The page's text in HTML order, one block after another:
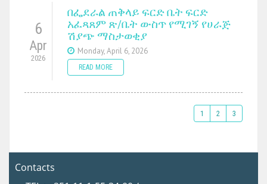
6
Apr
2026
በፌደራል ጠቅላይ ፍርድ ቤት ፍርድ
አፈጻጸም ጽ/ቤት ውስጥ የሚገኝ የሀራጅ
ሽያጭ ማስታወቂያ
Monday, April 6, 2026
READ MORE
1 2 3
Contacts